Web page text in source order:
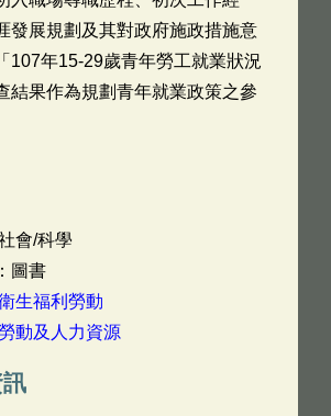
發展規劃及其對政府施政措施意
107年15-29歲青年勞工就業狀況
結果作為規劃青年就業政策之參
會/科學
圖書
生福利勞動
動及人力資源